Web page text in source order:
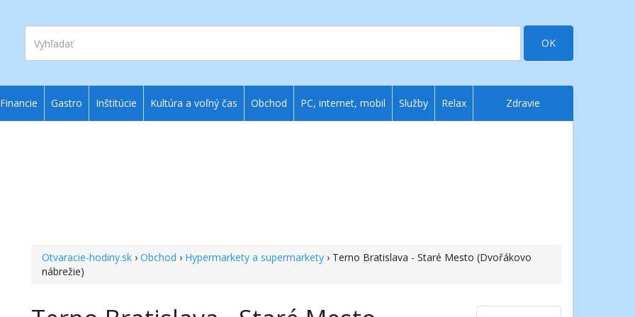
Vyhľadať
OK
Otvaracie-hodiny.sk ›Obchod › Hypermarkety a supermarkety › Terno Bratislava - Staré Mesto (Dvořákovo
nábrežie)
Financie Gastro Inštitúcie Kultúra a voľný čas Obchod PC, internet, mobil Služby Relax Zdravie